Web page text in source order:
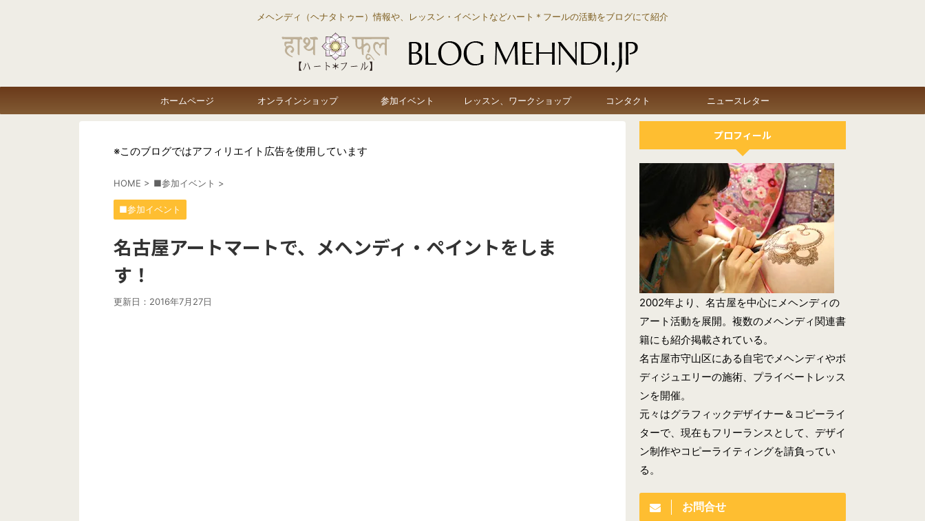
メヘンディ（ヘナタトゥー）情報や、レッスン・イベントなどハート＊フールの活動をブログにて紹介
ホームページ オンラインショップ 参加イベント レッスン、ワークショップ コンタクト ニュースレター
※このブログではアフィリエイト広告を使用しています
HOME > ■参加イベント >
■参加イベント
名古屋アートマートで、メヘンディ・ペイントをしま
す！
更新日： 2016年7月27日
プロフィール
2002年より、名古屋を中心にメヘンディの
アート活動を展開。複数のメヘンディ関連書
籍にも紹介掲載されている。
名古屋市守山区にある自宅でメヘンディやボ
ディジュエリーの施術、プライベートレッス
ンを開催。
元々はグラフィックデザイナー＆コピーライ
ターで、現在もフリーランスとして、デザイ
ン制作やコピーライティングを請負ってい
る。
お問合せ